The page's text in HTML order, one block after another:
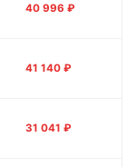
40 996 ₽
41 140 ₽
31 041 ₽